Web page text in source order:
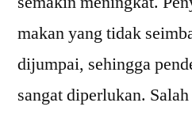
makan yang tidak
dijumpai, sehingga
sangat diperlukan.